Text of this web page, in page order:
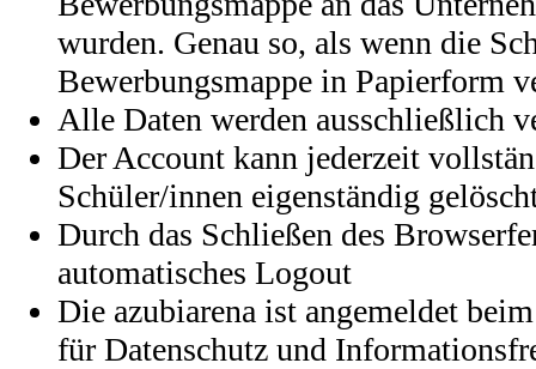
wurden. Genau so, als wenn die
Bewerbungsmappe in Papierform
Alle Daten werden ausschließlich
Der Account kann jederzeit
Schüler/innen eigenständig
Durch das Schließen des
automatisches Logout
Die azubiarena ist angemeldet
für Datenschutz und